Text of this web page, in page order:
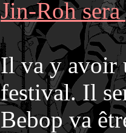
Jin-Roh
Il va y avoir
festival. Il
Bebop va